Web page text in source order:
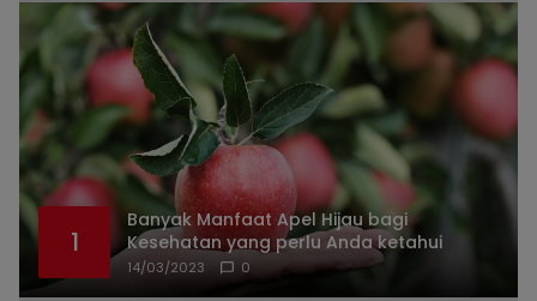
1
Banyak Manfaat Apel Hijau bagi
Kesehatan yang perlu Anda ketahui
14/03/2023 0